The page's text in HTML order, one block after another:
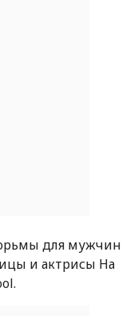
для мужчин
и актрисы На